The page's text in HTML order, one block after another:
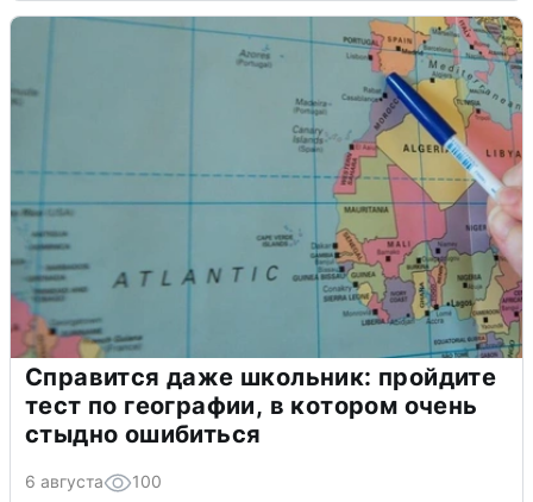
Справится даже школьник: пройдите
тест по географии, в котором очень
стыдно ошибиться
6 августа 100